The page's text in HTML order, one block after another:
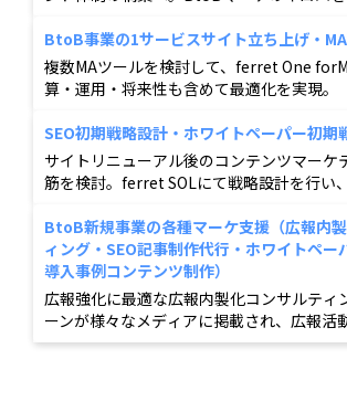
BtoB事業の1サービスサイト立ち上げ・
複数MAツールを検討して、ferret One
算・運用・将来性も含めて最適化を実現。
SEO初期戦略設計・ホワイトペーパー初期
サイトリニューアル後のコンテンツマーケ
筋を検討。ferret SOLにて戦略設計を行い
BtoB新規事業の各種マーケ支援（広報内
ィング・SEO記事制作代行・ホワイトペー
導入事例コンテンツ制作）
広報強化に最適な広報内製化コンサルティ
ーンが様々なメディアに掲載され、広報活
も得られた